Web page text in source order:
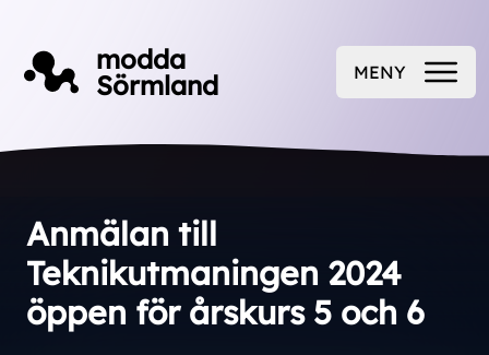
modda
Sörmland
ÖPPNA
MENY
Anmälan till
Teknikutmaningen 2024
öppen för årskurs 5 och 6